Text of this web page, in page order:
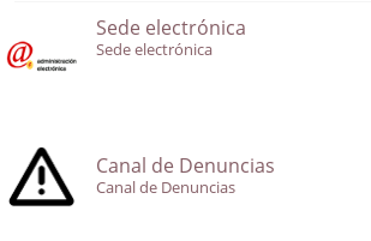
Sede electrónica
Sede electrónica
Canal de Denuncias
Canal de Denuncias